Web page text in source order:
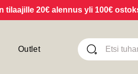
20€ alennus yli 100€
Outlet